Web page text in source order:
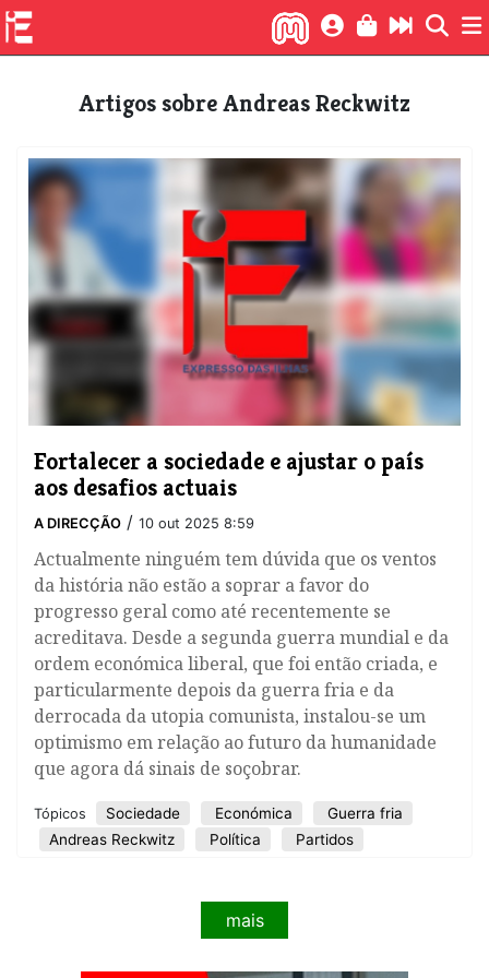
Artigos sobre Andreas Reckwitz
Fortalecer a sociedade e ajustar o país
aos desafios actuais
A DIRECÇÃO / 10 out 2025 8:59
Actualmente ninguém tem dúvida que os ventos
da história não estão a soprar a favor do
progresso geral como até recentemente se
acreditava. Desde a segunda guerra mundial e da
ordem económica liberal, que foi então criada, e
particularmente depois da guerra fria e da
derrocada da utopia comunista, instalou-se um
optimismo em relação ao futuro da humanidade
que agora dá sinais de soçobrar.
Tópicos Sociedade Económica
Guerra fria
Andreas Reckwitz
Política Partidos
mais